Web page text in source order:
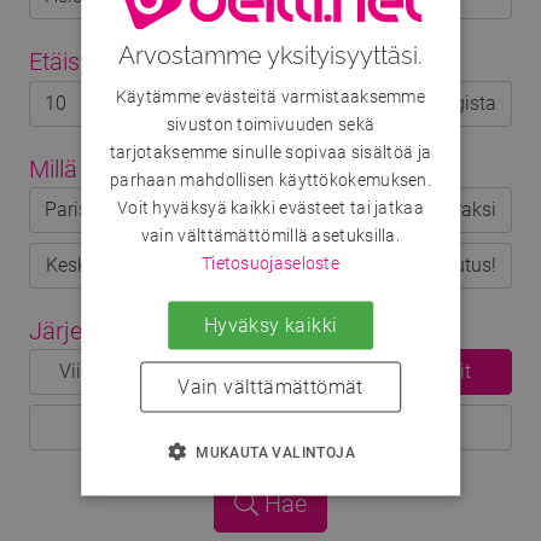
Etäisyys(valinnainen)
km kaupungista
Millä mielellä? (valinnainen)
Parisuhteeseen
Ystäväksi Matkaseuraksi
Keskusteluun Seikkailuun Etsintäkuulutus!
Järjestys
(valinnainen)
Viimeksi kirjautuneet
Uusimmat profiilit
Hae
Arvostamme yksityisyyttäsi.
Käytämme evästeitä varmistaaksemme
sivuston toimivuuden sekä
tarjotaksemme sinulle sopivaa sisältöä ja
parhaan mahdollisen käyttökokemuksen.
Voit hyväksyä kaikki evästeet tai jatkaa
vain välttämättömillä asetuksilla.
Tietosuojaseloste
Hyväksy kaikki
Vain välttämättömät
MUKAUTA VALINTOJA